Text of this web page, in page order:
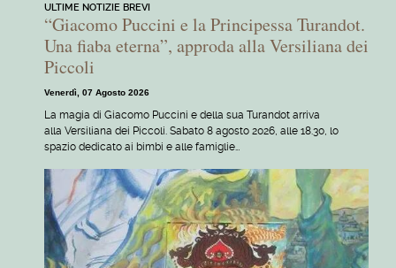
ULTIME NOTIZIE BREVI
“Giacomo Puccini e la Principessa Turandot.
Una fiaba eterna”, approda alla Versiliana dei
Piccoli
Venerdì, 07 Agosto 2026
La magia di Giacomo Puccini e della sua Turandot arriva
alla Versiliana dei Piccoli. Sabato 8 agosto 2026, alle 18.30, lo
spazio dedicato ai bimbi e alle famiglie…